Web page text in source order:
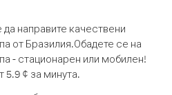
направите качествени
от Бразилия.Обадете се на
- стационарен или мобилен!
5.9 ¢ за минута.